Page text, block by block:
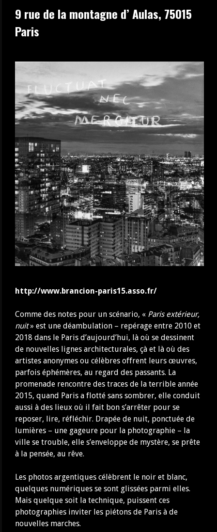
9 rue de la montagne d’ Aulas, 75015
Paris
http://www.brancion-paris15.asso.fr/
Comme des notes pour un scénario, « Paris extérieur,
nuit» est une déambulation – repérage entre 2010 et
2018 dans le Paris d’aujourd’hui, là où se dessinent
de nouvelles lignes architecturales, çà et là où des
artistes anonymes ou célèbres offrent leurs œuvres,
parfois éphémères, au regard des passants. La
promenade rencontre des traces de la terrible année
2015, quand Paris a flotté sans sombrer, elle conduit
aussi à des lieux où il fait bon s’arrêter pour se
reposer, lire, réfléchir. Drapée de nuit, ponctuée de
lumières – une gageure pour la photographie – la
ville se trouble, elle s’enveloppe de mystère, se prête
à la pensée, au rêve.
Les photos argentiques célèbrent le noir et blanc,
quelques numériques se sont glissées parmi elles.
Mais quelque soit la technique, puissent ces
photographies inviter les piétons de Paris à de
nouvelles marches.